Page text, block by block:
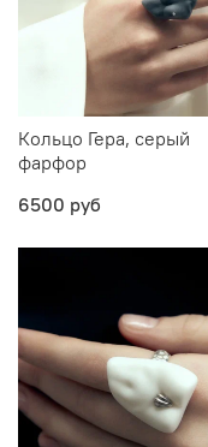
Кольцо Гера, серый
фарфор
6500 руб